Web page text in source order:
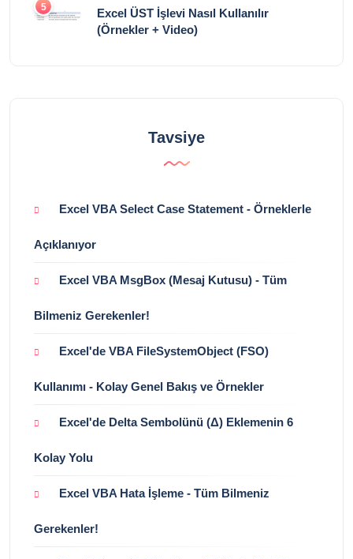
5
Excel ÜST İşlevi Nasıl Kullanılır
(Örnekler + Video)
Tavsiye
Excel VBA Select Case Statement - Örneklerle
Açıklanıyor
Excel VBA MsgBox (Mesaj Kutusu) - Tüm
Bilmeniz Gerekenler!
Excel'de VBA FileSystemObject (FSO)
Kullanımı - Kolay Genel Bakış ve Örnekler
Excel'de Delta Sembolünü (Δ) Eklemenin 6
Kolay Yolu
Excel VBA Hata İşleme - Tüm Bilmeniz
Gerekenler!